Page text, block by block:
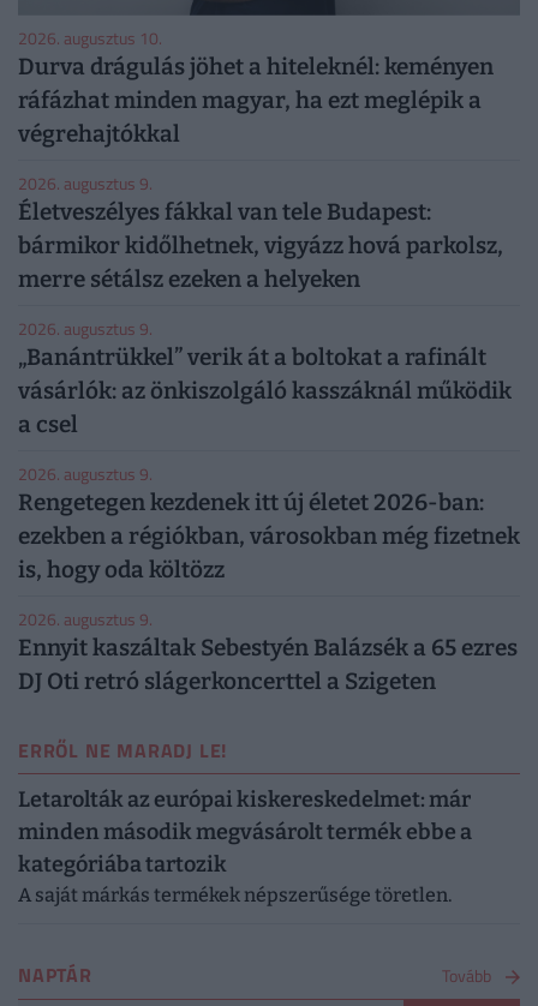
2026. augusztus 10.
Durva drágulás jöhet a hiteleknél: keményen
ráfázhat minden magyar, ha ezt meglépik a
végrehajtókkal
2026. augusztus 9.
Életveszélyes fákkal van tele Budapest:
bármikor kidőlhetnek, vigyázz hová parkolsz,
merre sétálsz ezeken a helyeken
2026. augusztus 9.
„Banántrükkel” verik át a boltokat a rafinált
vásárlók: az önkiszolgáló kasszáknál működik
a csel
2026. augusztus 9.
Rengetegen kezdenek itt új életet 2026-ban:
ezekben a régiókban, városokban még fizetnek
is, hogy oda költözz
2026. augusztus 9.
Ennyit kaszáltak Sebestyén Balázsék a 65 ezres
DJ Oti retró slágerkoncerttel a Szigeten
ERRŐL NE MARADJ LE!
Letarolták az európai kiskereskedelmet: már
minden második megvásárolt termék ebbe a
kategóriába tartozik
A saját márkás termékek népszerűsége töretlen.
NAPTÁR Tovább